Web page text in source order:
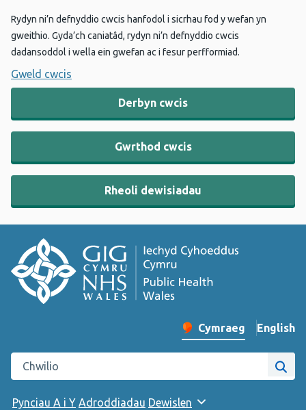
Rydyn ni’n defnyddio cwcis hanfodol i sicrhau fod y wefan yn
gweithio. Gyda’ch caniatâd, rydyn ni’n defnyddio cwcis
dadansoddol i wella ein gwefan ac i fesur perfformiad.
Gweld cwcis
Derbyn cwcis
Gwrthod cwcis
Rheoli dewisiadau
Newid iaith y wefan
Cymraeg English
–
Chwilio gwefan Iechyd Cyhoeddus Cymru
Pynciau A i Y Adroddiadau Dewislen